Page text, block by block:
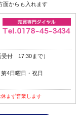
面からも入れます
受付 17:30まで）
4日曜日・祝日
まず営業します